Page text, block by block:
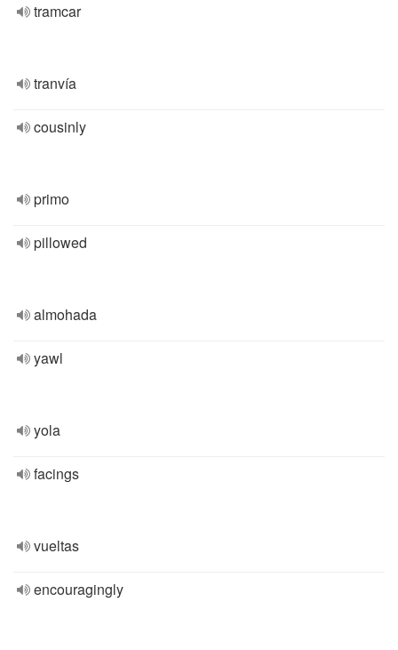
tramcar
tranvía
cousinly
primo
pillowed
almohada
yawl
yola
facings
vueltas
encouragingly